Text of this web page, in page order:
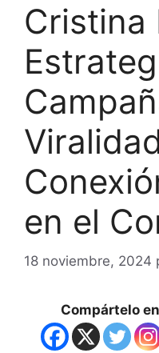
Cristina
en el
18 noviembre, 2024
Compártelo